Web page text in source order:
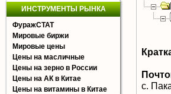
ИНСТРУМЕНТЫ РЫНКА
ФуражСТАТ
Мировые биржи
Мировые цены
Цены на масличные
Цены на зерно в России
Цены на АК в Китае
Цены на витамины в Китае
с.